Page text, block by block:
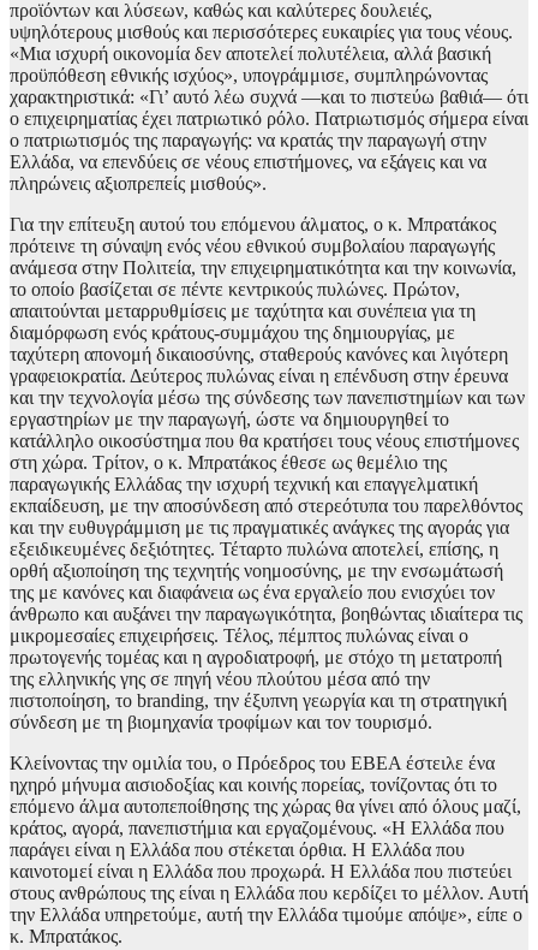
προϊόντων και λύσεων, καθώς και καλύτερες δουλειές,
υψηλότερους μισθούς και περισσότερες ευκαιρίες για τους νέους.
«Μια ισχυρή οικονομία δεν αποτελεί πολυτέλεια, αλλά βασική
προϋπόθεση εθνικής ισχύος», υπογράμμισε, συμπληρώνοντας
χαρακτηριστικά: «Γι’ αυτό λέω συχνά —και το πιστεύω βαθιά— ότι
ο επιχειρηματίας έχει πατριωτικό ρόλο. Πατριωτισμός σήμερα είναι
ο πατριωτισμός της παραγωγής: να κρατάς την παραγωγή στην
Ελλάδα, να επενδύεις σε νέους επιστήμονες, να εξάγεις και να
πληρώνεις αξιοπρεπείς μισθούς».
Για την επίτευξη αυτού του επόμενου άλματος, ο κ. Μπρατάκος
πρότεινε τη σύναψη ενός νέου εθνικού συμβολαίου παραγωγής
ανάμεσα στην Πολιτεία, την επιχειρηματικότητα και την κοινωνία,
το οποίο βασίζεται σε πέντε κεντρικούς πυλώνες. Πρώτον,
απαιτούνται μεταρρυθμίσεις με ταχύτητα και συνέπεια για τη
διαμόρφωση ενός κράτους-συμμάχου της δημιουργίας, με
ταχύτερη απονομή δικαιοσύνης, σταθερούς κανόνες και λιγότερη
γραφειοκρατία. Δεύτερος πυλώνας είναι η επένδυση στην έρευνα
και την τεχνολογία μέσω της σύνδεσης των πανεπιστημίων και των
εργαστηρίων με την παραγωγή, ώστε να δημιουργηθεί το
κατάλληλο οικοσύστημα που θα κρατήσει τους νέους επιστήμονες
στη χώρα. Τρίτον, ο κ. Μπρατάκος έθεσε ως θεμέλιο της
παραγωγικής Ελλάδας την ισχυρή τεχνική και επαγγελματική
εκπαίδευση, με την αποσύνδεση από στερεότυπα του παρελθόντος
και την ευθυγράμμιση με τις πραγματικές ανάγκες της αγοράς για
εξειδικευμένες δεξιότητες. Τέταρτο πυλώνα αποτελεί, επίσης, η
ορθή αξιοποίηση της τεχνητής νοημοσύνης, με την ενσωμάτωσή
της με κανόνες και διαφάνεια ως ένα εργαλείο που ενισχύει τον
άνθρωπο και αυξάνει την παραγωγικότητα, βοηθώντας ιδιαίτερα τις
μικρομεσαίες επιχειρήσεις. Τέλος, πέμπτος πυλώνας είναι ο
πρωτογενής τομέας και η αγροδιατροφή, με στόχο τη μετατροπή
της ελληνικής γης σε πηγή νέου πλούτου μέσα από την
πιστοποίηση, το branding, την έξυπνη γεωργία και τη στρατηγική
σύνδεση με τη βιομηχανία τροφίμων και τον τουρισμό.
Κλείνοντας την ομιλία του, ο Πρόεδρος του ΕΒΕΑ έστειλε ένα
ηχηρό μήνυμα αισιοδοξίας και κοινής πορείας, τονίζοντας ότι το
επόμενο άλμα αυτοπεποίθησης της χώρας θα γίνει από όλους μαζί,
κράτος, αγορά, πανεπιστήμια και εργαζομένους. «Η Ελλάδα που
παράγει είναι η Ελλάδα που στέκεται όρθια. Η Ελλάδα που
καινοτομεί είναι η Ελλάδα που προχωρά. Η Ελλάδα που πιστεύει
στους ανθρώπους της είναι η Ελλάδα που κερδίζει το μέλλον. Αυτή
την Ελλάδα υπηρετούμε, αυτή την Ελλάδα τιμούμε απόψε», είπε ο
κ. Μπρατάκος.